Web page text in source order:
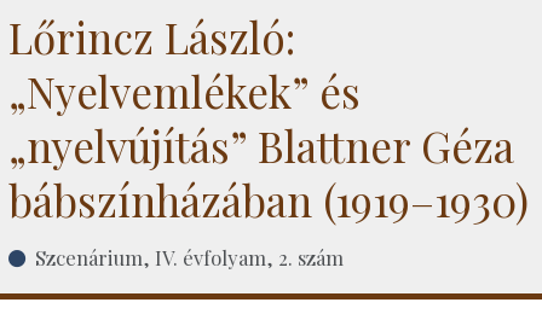
Lőrincz László:
„Nyelvemlékek” és
„nyelvújítás” Blattner Géza
bábszínházában (1919–1930)
Szcenárium, IV. évfolyam, 2. szám